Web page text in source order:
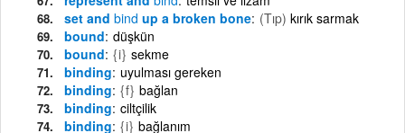
set and bind up a broken bone (Tıp) kırık sarmak
bound düşkün
bound {i} sekme
binding uyulması gereken
binding {f} bağlan
binding ciltçilik
binding {i} bağlanım